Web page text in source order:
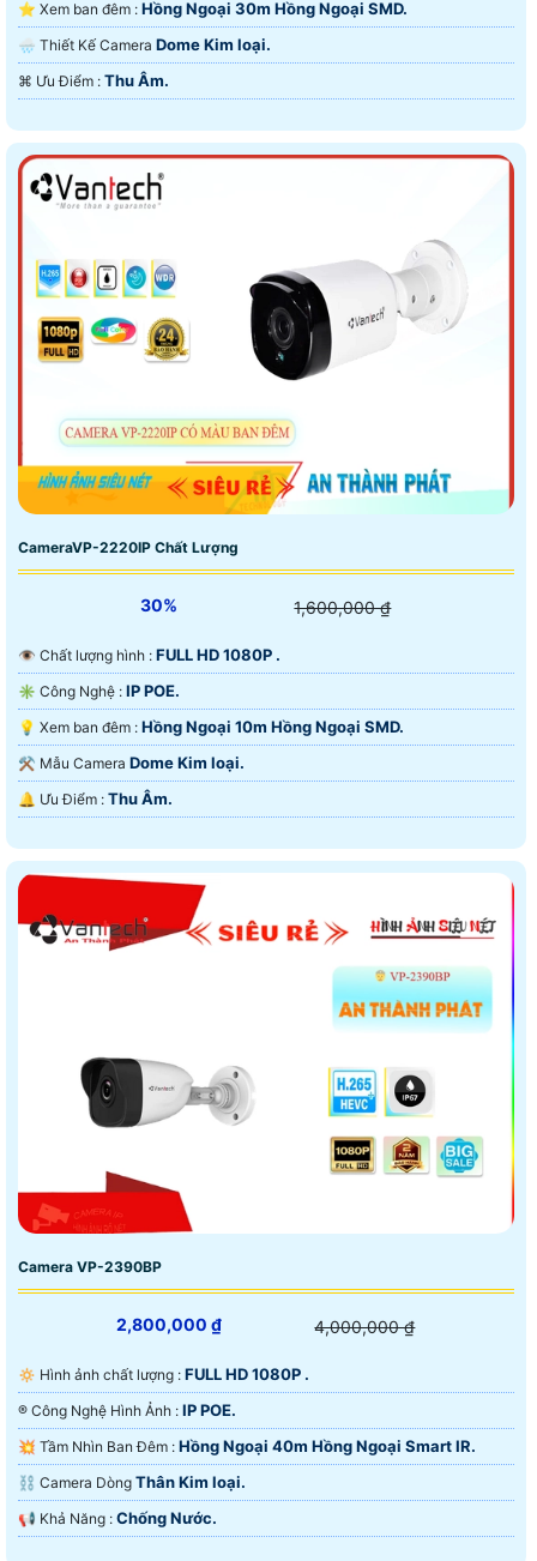
⭐ Xem ban đêm : Hồng Ngoại 30m Hồng Ngoại SMD.
🌧️ Thiết Kế Camera Dome Kim loại.
️⌘ Ưu Điểm : Thu Âm.
CameraVP-2220IP Chất Lượng
30% 1,600,000 ₫
👁 Chất lượng hình : FULL HD 1080P .
✳️ Công Nghệ : IP POE.
💡 Xem ban đêm : Hồng Ngoại 10m Hồng Ngoại SMD.
⚒ Mẫu Camera Dome Kim loại.
️🔔 Ưu Điểm : Thu Âm.
Camera VP-2390BP
2,800,000 ₫ 4,000,000 ₫
🔅 Hình ảnh chất lượng : FULL HD 1080P .
®️ Công Nghệ Hình Ảnh : IP POE.
💥 Tầm Nhìn Ban Đêm : Hồng Ngoại 40m Hồng Ngoại Smart IR.
⛓ Camera Dòng Thân Kim loại.
️📢 Khả Năng : Chống Nước.